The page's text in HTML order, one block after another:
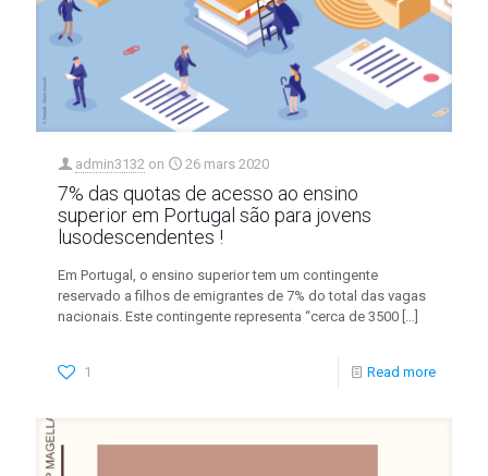
admin3132 on 26 mars 2020
7% das quotas de acesso ao ensino
superior em Portugal são para jovens
lusodescendentes !
Em Portugal, o ensino superior tem um contingente
reservado a filhos de emigrantes de 7% do total das vagas
nacionais. Este contingente representa “cerca de 3500 […]
1 Read more